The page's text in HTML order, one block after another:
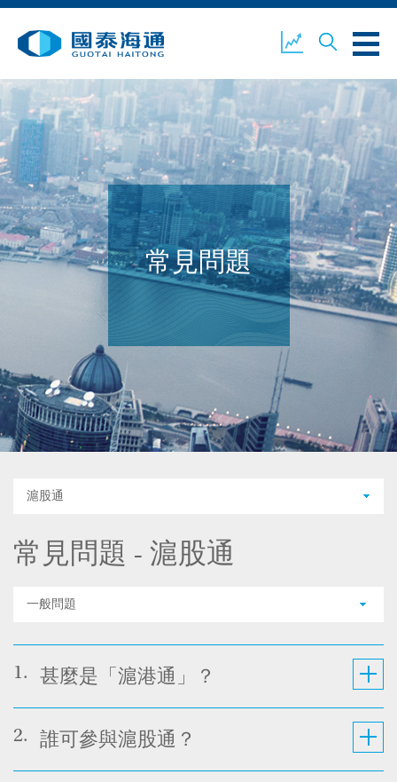
業務概覽 公司新聞
環境、社會及企業管治 國泰海通證券 聯絡我們
常見問題
滬股通
常見問題 - 滬股通
一般問題
1. 甚麼是「滬港通」？
2. 誰可參與滬股通？